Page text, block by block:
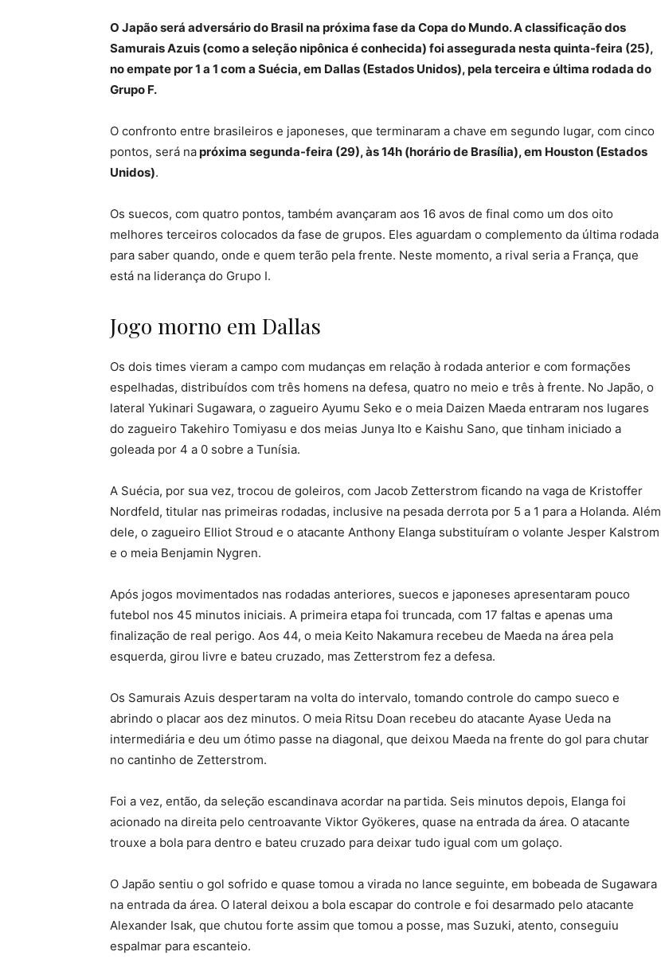
O Japão será adversário do Brasil na próxima fase da Copa do Mundo. A classificação dos
Samurais Azuis (como a seleção nipônica é conhecida) foi assegurada nesta quinta-feira (25),
no empate por 1 a 1 com a Suécia, em Dallas (Estados Unidos), pela terceira e última rodada do
Grupo F.
O confronto entre brasileiros e japoneses, que terminaram a chave em segundo lugar, com cinco
pontos, será napróxima segunda-feira (29), às 14h (horário de Brasília), em Houston (Estados
Unidos).
Os suecos, com quatro pontos, também avançaram aos 16 avos de final como um dos oito
melhores terceiros colocados da fase de grupos. Eles aguardam o complemento da última rodada
para saber quando, onde e quem terão pela frente. Neste momento, a rival seria a França, que
está na liderança do Grupo I.
Jogo morno em Dallas
Os dois times vieram a campo com mudanças em relação à rodada anterior e com formações
espelhadas, distribuídos com três homens na defesa, quatro no meio e três à frente. No Japão, o
lateral Yukinari Sugawara, o zagueiro Ayumu Seko e o meia Daizen Maeda entraram nos lugares
do zagueiro Takehiro Tomiyasu e dos meias Junya Ito e Kaishu Sano, que tinham iniciado a
goleada por 4 a 0 sobre a Tunísia.
A Suécia, por sua vez, trocou de goleiros, com Jacob Zetterstrom ficando na vaga de Kristoffer
Nordfeld, titular nas primeiras rodadas, inclusive na pesada derrota por 5 a 1 para a Holanda. Além
dele, o zagueiro Elliot Stroud e o atacante Anthony Elanga substituíram o volante Jesper Kalstrom
e o meia Benjamin Nygren.
Após jogos movimentados nas rodadas anteriores, suecos e japoneses apresentaram pouco
futebol nos 45 minutos iniciais. A primeira etapa foi truncada, com 17 faltas e apenas uma
finalização de real perigo. Aos 44, o meia Keito Nakamura recebeu de Maeda na área pela
esquerda, girou livre e bateu cruzado, mas Zetterstrom fez a defesa.
Os Samurais Azuis despertaram na volta do intervalo, tomando controle do campo sueco e
abrindo o placar aos dez minutos. O meia Ritsu Doan recebeu do atacante Ayase Ueda na
intermediária e deu um ótimo passe na diagonal, que deixou Maeda na frente do gol para chutar
no cantinho de Zetterstrom.
Foi a vez, então, da seleção escandinava acordar na partida. Seis minutos depois, Elanga foi
acionado na direita pelo centroavante Viktor Gyökeres, quase na entrada da área. O atacante
trouxe a bola para dentro e bateu cruzado para deixar tudo igual com um golaço.
O Japão sentiu o gol sofrido e quase tomou a virada no lance seguinte, em bobeada de Sugawara
na entrada da área. O lateral deixou a bola escapar do controle e foi desarmado pelo atacante
Alexander Isak, que chutou forte assim que tomou a posse, mas Suzuki, atento, conseguiu
espalmar para escanteio.